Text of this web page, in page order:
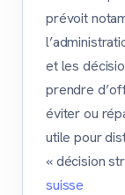
prévoit
et les
prendre
éviter ou
utile pour
« décision
suisse